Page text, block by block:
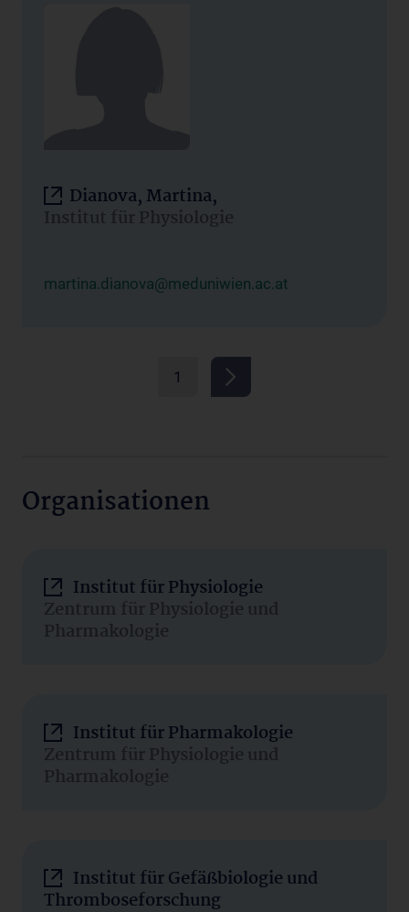
Dianova, Martina,
Institut für Physiologie
martina.dianova@meduniwien.ac.at
1
Organisationen
Institut für Physiologie
Zentrum für Physiologie und
Pharmakologie
Institut für Pharmakologie
Zentrum für Physiologie und
Pharmakologie
Institut für Gefäßbiologie und
Thromboseforschung